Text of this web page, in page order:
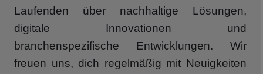
Laufenden über nachhaltige Lösungen,
digitale Innovationen und
branchenspezifische Entwicklungen. Wir
freuen uns, dich regelmäßig mit Neuigkeiten